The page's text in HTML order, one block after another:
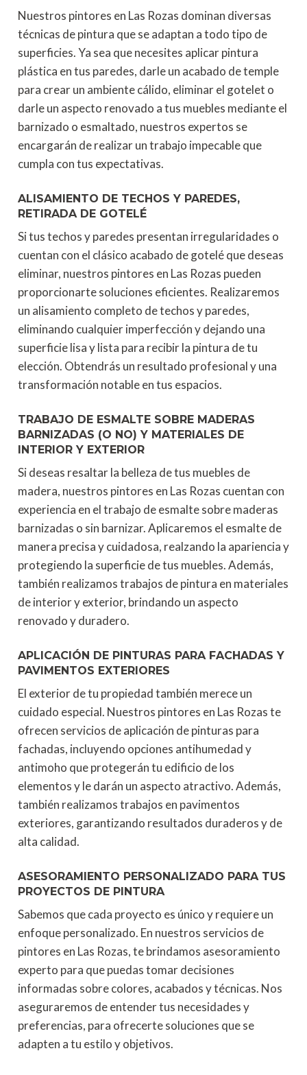
Nuestros pintores en Las Rozas dominan diversas
técnicas de pintura que se adaptan a todo tipo de
superficies. Ya sea que necesites aplicar pintura
plástica en tus paredes, darle un acabado de temple
para crear un ambiente cálido, eliminar el gotelet o
darle un aspecto renovado a tus muebles mediante el
barnizado o esmaltado, nuestros expertos se
encargarán de realizar un trabajo impecable que
cumpla con tus expectativas.
ALISAMIENTO DE TECHOS Y PAREDES,
RETIRADA DE GOTELÉ
Si tus techos y paredes presentan irregularidades o
cuentan con el clásico acabado de gotelé que deseas
eliminar, nuestros pintores en Las Rozas pueden
proporcionarte soluciones eficientes. Realizaremos
un alisamiento completo de techos y paredes,
eliminando cualquier imperfección y dejando una
superficie lisa y lista para recibir la pintura de tu
elección. Obtendrás un resultado profesional y una
transformación notable en tus espacios.
TRABAJO DE ESMALTE SOBRE MADERAS
BARNIZADAS (O NO) Y MATERIALES DE
INTERIOR Y EXTERIOR
Si deseas resaltar la belleza de tus muebles de
madera, nuestros pintores en Las Rozas cuentan con
experiencia en el trabajo de esmalte sobre maderas
barnizadas o sin barnizar. Aplicaremos el esmalte de
manera precisa y cuidadosa, realzando la apariencia y
protegiendo la superficie de tus muebles. Además,
también realizamos trabajos de pintura en materiales
de interior y exterior, brindando un aspecto
renovado y duradero.
APLICACIÓN DE PINTURAS PARA FACHADAS Y
PAVIMENTOS EXTERIORES
El exterior de tu propiedad también merece un
cuidado especial. Nuestros pintores en Las Rozas te
ofrecen servicios de aplicación de pinturas para
fachadas, incluyendo opciones antihumedad y
antimoho que protegerán tu edificio de los
elementos y le darán un aspecto atractivo. Además,
también realizamos trabajos en pavimentos
exteriores, garantizando resultados duraderos y de
alta calidad.
ASESORAMIENTO PERSONALIZADO PARA TUS
PROYECTOS DE PINTURA
Sabemos que cada proyecto es único y requiere un
enfoque personalizado. En nuestros servicios de
pintores en Las Rozas, te brindamos asesoramiento
experto para que puedas tomar decisiones
informadas sobre colores, acabados y técnicas. Nos
aseguraremos de entender tus necesidades y
preferencias, para ofrecerte soluciones que se
adapten a tu estilo y objetivos.